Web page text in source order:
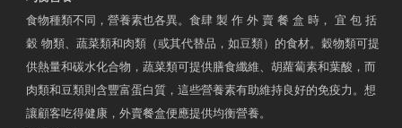
食物種類不同，營養素也各異。食肆 製 作 外 賣 餐 盒 時， 宜 包 括
穀 物類、蔬菜類和肉類（或其代替品，如豆類）的食材。穀物類可提
供熱量和碳水化合物，蔬菜類可提供膳食纖維、胡蘿蔔素和葉酸，而
肉類和豆類則含豐富蛋白質，這些營養素有助維持良好的免疫力。想
讓顧客吃得健康，外賣餐盒便應提供均衡營養。